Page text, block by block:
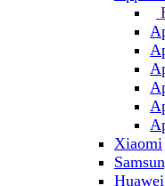
Xiaomi